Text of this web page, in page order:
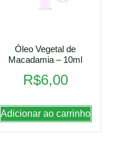
Óleo Vegetal de
Macadamia – 10ml
R$6,00
Adicionar ao carrinho